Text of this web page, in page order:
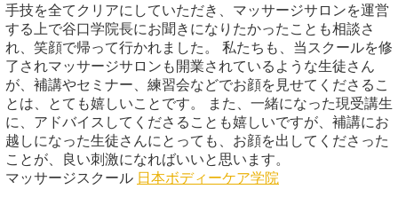
手技を全てクリアにしていただき、マッサージサロンを運営
する上で谷口学院長にお聞きになりたかったことも相談さ
れ、笑顔で帰って行かれました。 私たちも、当スクールを修
了されマッサージサロンも開業されているような生徒さん
が、補講やセミナー、練習会などでお顔を見せてくださるこ
とは、とても嬉しいことです。 また、一緒になった現受講生
に、アドバイスしてくださることも嬉しいですが、補講にお
越しになった生徒さんにとっても、お顔を出してくださった
ことが、良い刺激になればいいと思います。
マッサージスクール 日本ボディーケア学院